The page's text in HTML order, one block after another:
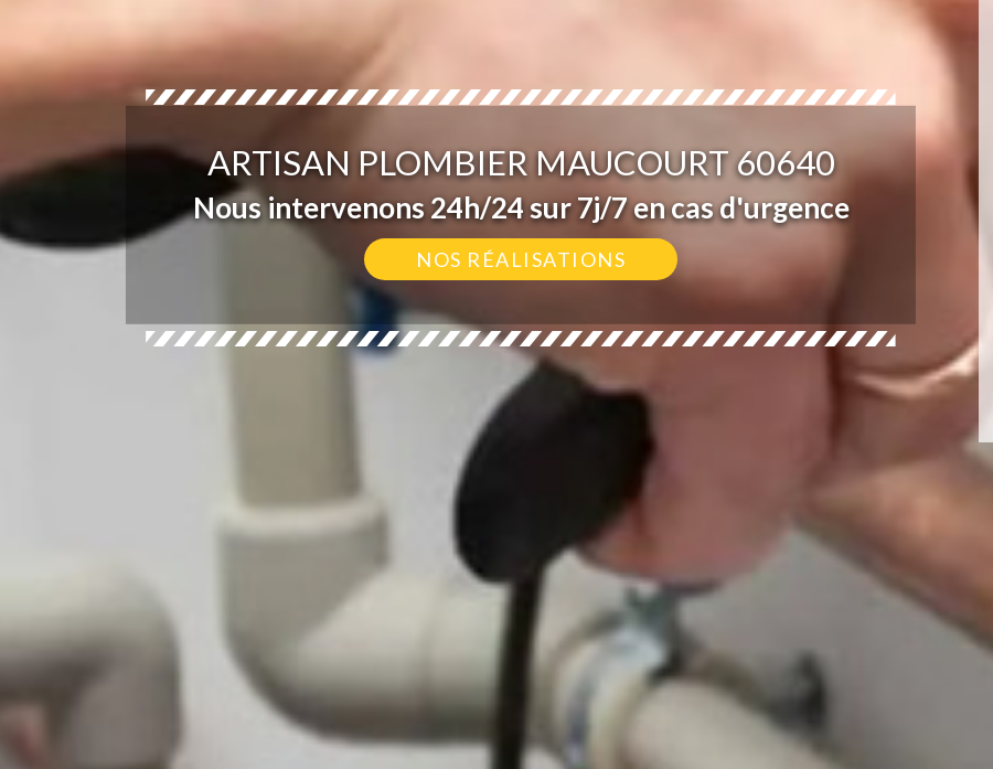
ARTISAN PLOMBIER MAUCOURT 60640
Nous intervenons 24h/24 sur 7j/7 en cas d'urgence
NOS RÉALISATIONS